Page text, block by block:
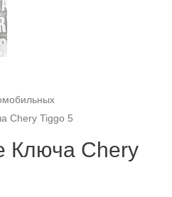
Chery Tiggo 5
Ключа Chery